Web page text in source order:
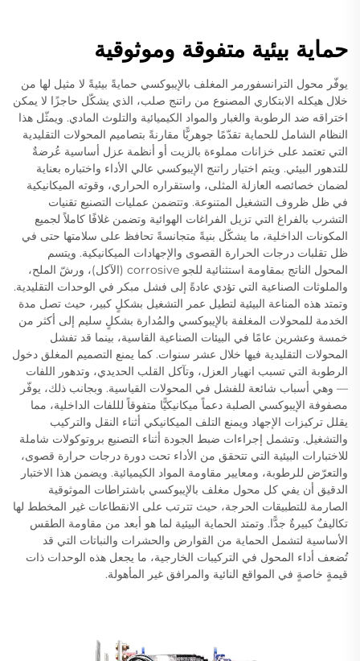
حماية بيئية متفوقة وموثوقية
يوفّر محول الترانسفورمر المغلف بالإيبوكسي حمايةً بيئيةً لا مثيل لها من
خلال هيكله الابتكاري المصنوع من راتنج صلب، الذي يشكّل حاجزًا لا يمكن
اختراقه ضد الرطوبة والغبار والمواد الكيميائية والتلوث المادي. ويمثّل هذا
النظام الشامل للحماية تقدّمًا جوهريًّا مقارنةً بتصاميم المحولات التقليدية
التي تعتمد على خزانات مملوءة بالزيت أو أنظمة عزل أساسية عُرضةٌ
للتدهور البيئي. ويتم اختيار راتنج الإيبوكسي عالي الأداء واختباره بعناية
لضمان خصائصه العازلة المثلى، واستقراره الحراري، وقوته الميكانيكية
في ظل ظروف التشغيل المتنوعة. وتتضمن عمليات التصنيع تقنيات
التشرب بالفراغ التي تزيل الفراغات الهوائية وتضمن غلافًا كاملاً لجميع
المكونات الداخلية، ما يشكّل بنيةً متجانسةً تحافظ على سلامتها حتى في
ظل تقلبات درجات الحرارة القصوى والإجهادات الميكانيكية. ويتسم
المحول الناتج بمقاومة استثنائية للجو corrosive (الآكل)، ورشّ الملح،
والملوثات الصناعية التي تؤدي عادةً إلى فشل مبكر في الوحدات التقليدية.
وتمتد هذه المناعة البيئية لتطيل عمر التشغيل بشكلٍ كبير، حيث تصل مدة
الخدمة للمحولات المغلفة بالإيبوكسي والمُدارة بشكلٍ سليم إلى أكثر من
خمسة وعشرين عامًا في البيئات الصناعية القاسية، بينما قد تفشل
المحولات التقليدية فيها خلال عشر سنوات. كما يمنع التصميم المغلق دخول
الرطوبة التي تسبب انهيار العزل، وتآكل القلب الحديدي، وتدهور اللفات
— وهي أسباب شائعة للفشل في المحولات القياسية. وبجانب ذلك، يوفّر
مصفوفة الإيبوكسي الصلبة دعماً ميكانيكيًّا متفوقاً لللفات الداخلية، مما
يقلل تركيزات الإجهاد ويمنع التلف الميكانيكي أثناء النقل والتركيب
والتشغيل. وتشمل إجراءات ضبط الجودة أثناء التصنيع بروتوكولات شاملة
للاختبارات البيئية التي تتحقق من الأداء تحت دورة درجات حرارة قصوى،
والتعرّض للرطوبة، ومعايير مقاومة المواد الكيميائية. ويضمن هذا الاختبار
الدقيق أن يفي كل محول مغلف بالإيبوكسي باشتراطات الموثوقية
الصارمة للتطبيقات الحرجة، حيث تترتب على الانقطاعات غير المخطط لها
تكاليفٌ كبيرةٌ جدًّا. وتمتد الحماية البيئية لما هو أبعد من مقاومة الطقس
الأساسية لتشمل الحماية من القوارض والحشرات والنباتات التي قد
تُضعف أداء المحول في التركيبات الخارجية، ما يجعل هذه الوحدات ذات
قيمةٍ خاصةٍ في المواقع النائية والمرافق غير المأهولة.